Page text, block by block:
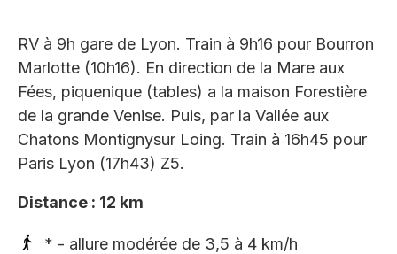
RV à 9h gare de Lyon. Train à 9h16 pour Bourron
Marlotte (10h16). En direction de la Mare aux
Fées, piquenique (tables) a la maison Forestière
de la grande Venise. Puis, par la Vallée aux
Chatons Montignysur Loing. Train à 16h45 pour
Paris Lyon (17h43) Z5.
Distance : 12 km
* - allure modérée de 3,5 à 4 km/h